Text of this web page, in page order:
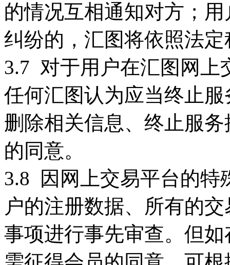
的情况互相通知对方；
纠纷的，汇图将依照法
3.7 对于用户在汇图网上
任何汇图认为应当终止
删除相关信息、终止服
的同意。
3.8 因网上交易平台的特
户的注册数据、所有的
事项进行事先审查。但